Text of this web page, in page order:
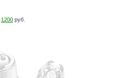
1200 руб.